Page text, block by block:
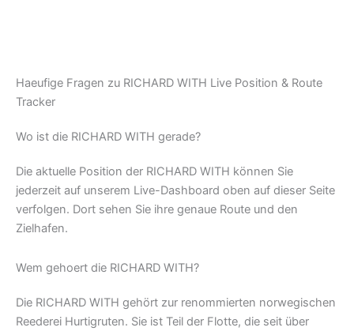
Haeufige Fragen zu RICHARD WITH Live Position & Route
Tracker
Wo ist die RICHARD WITH gerade?
Die aktuelle Position der RICHARD WITH können Sie
jederzeit auf unserem Live-Dashboard oben auf dieser Seite
verfolgen. Dort sehen Sie ihre genaue Route und den
Zielhafen.
Wem gehoert die RICHARD WITH?
Die RICHARD WITH gehört zur renommierten norwegischen
Reederei Hurtigruten. Sie ist Teil der Flotte, die seit über